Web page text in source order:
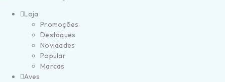
Loja
Promoções
Destaques
Novidades
Popular
Marcas
Aves